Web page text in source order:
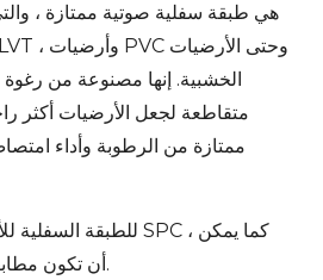
الخشبية. إنها مصنوعة من رغوة
متقاطعة لجعل الأرضيات أكثر
ممتازة من الرطوبة وأداء
أن تكون مطابقة بشكل فردي لأغطية أرضية أو جدارية أخرى.